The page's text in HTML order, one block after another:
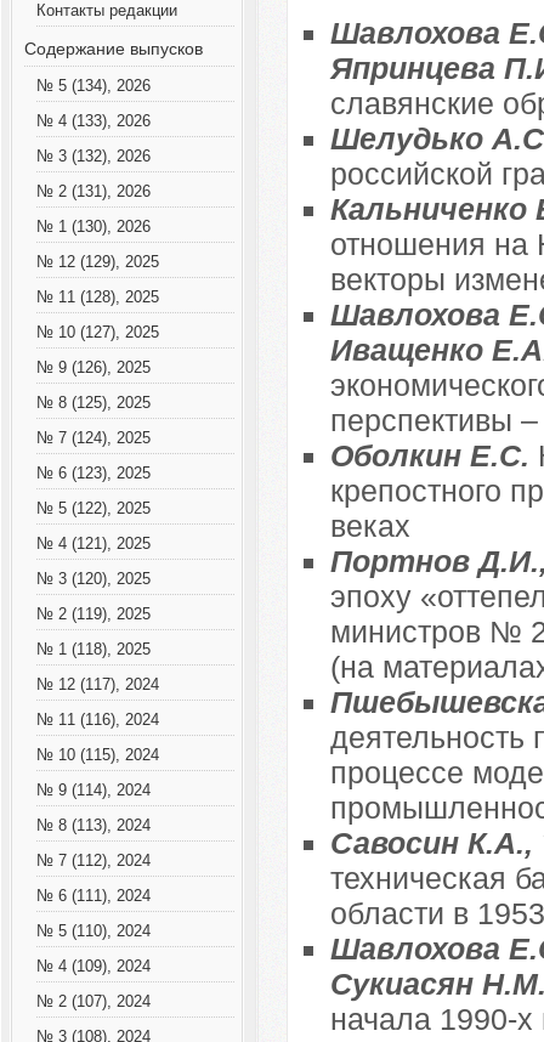
Контакты редакции
Содержание выпусков
№ 5 (134), 2026
№ 4 (133), 2026
№ 3 (132), 2026
№ 2 (131), 2026
№ 1 (130), 2026
№ 12 (129), 2025
№ 11 (128), 2025
№ 10 (127), 2025
№ 9 (126), 2025
№ 8 (125), 2025
№ 7 (124), 2025
№ 6 (123), 2025
№ 5 (122), 2025
№ 4 (121), 2025
№ 3 (120), 2025
№ 2 (119), 2025
№ 1 (118), 2025
№ 12 (117), 2024
№ 11 (116), 2024
№ 10 (115), 2024
№ 9 (114), 2024
№ 8 (113), 2024
№ 7 (112), 2024
№ 6 (111), 2024
№ 5 (110), 2024
№ 4 (109), 2024
№ 2 (107), 2024
№ 3 (108), 2024
Шавлохова
Япринцева
славянские
Шелудько
российской
отношения на
векторы
Шавлохова
Иващенко
перспективы
Оболкин Е.С.
крепостного
веках
Портнов
эпоху
министров №
(на
деятельность
процессе
Савосин
техническая
области в
Шавлохова
Сукиасян
начала 1990-х